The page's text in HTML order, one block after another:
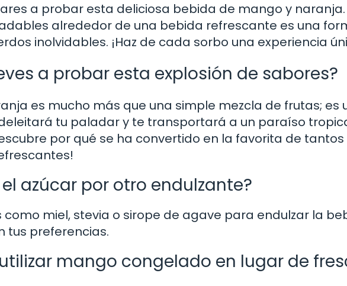
a probar esta deliciosa bebida de mango y naranja.
alrededor de una bebida refrescante es una
inolvidables. ¡Haz de cada sorbo una experiencia
a probar esta explosión de sabores?
es mucho más que una simple mezcla de frutas; es
tu paladar y te transportará a un paraíso
por qué se ha convertido en la favorita de tantos
azúcar por otro endulzante?
como miel, stevia o sirope de agave para endulzar la
tus preferencias.
mango congelado en lugar de